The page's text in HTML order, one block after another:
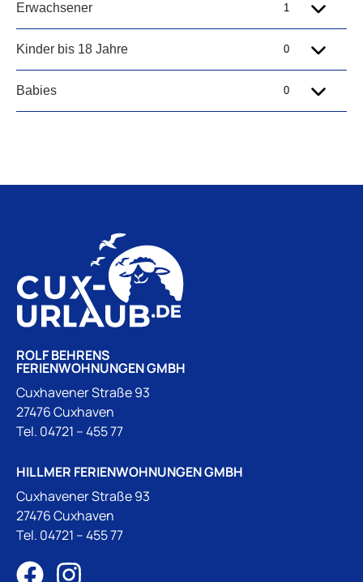
ROLF BEHRENS
FERIENWOHNUNGEN GMBH
Cuxhavener Straße 93
27476 Cuxhaven
Tel. 04721 – 455 77
HILLMER FERIENWOHNUNGEN GMBH
Cuxhavener Straße 93
27476 Cuxhaven
Tel. 04721 – 455 77